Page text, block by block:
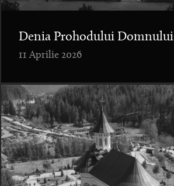
Denia Prohodului Domnului
11 Aprilie 2026